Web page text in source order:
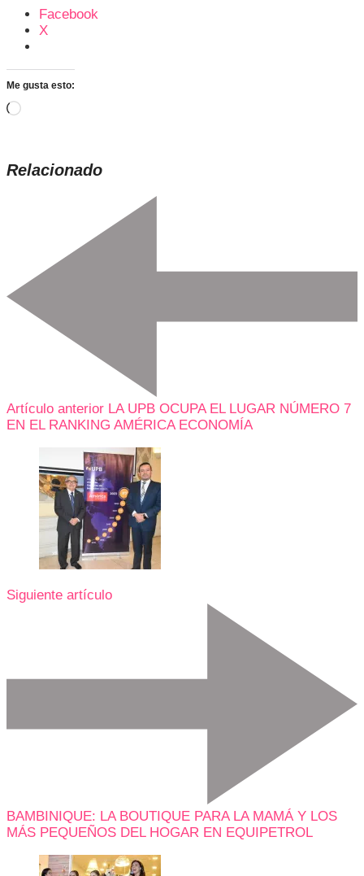
Facebook
X
Me gusta esto:
Cargando...
Relacionado
Artículo anterior LA UPB OCUPA EL LUGAR NÚMERO 7
EN EL RANKING AMÉRICA ECONOMÍA
Siguiente artículo
BAMBINIQUE: LA BOUTIQUE PARA LA MAMÁ Y LOS
MÁS PEQUEÑOS DEL HOGAR EN EQUIPETROL